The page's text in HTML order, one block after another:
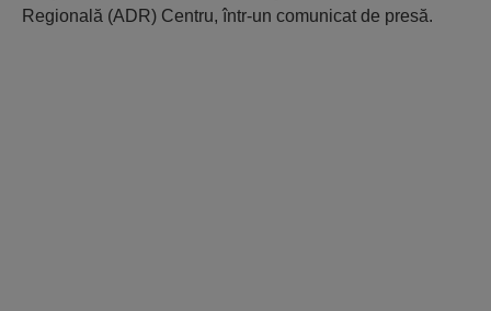
Regională (ADR) Centru, într-un comunicat de presă.